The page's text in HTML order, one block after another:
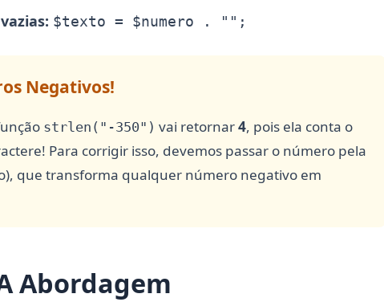
$texto = $numero . "";
Negativos!
strlen("-350") vai retornar4, pois ela conta o
Para corrigir isso, devemos passar o número pela
que transforma qualquer número negativo em
Abordagem